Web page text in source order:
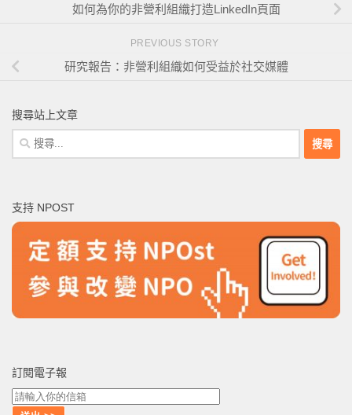
如何為你的非營利組織打造LinkedIn頁面
PREVIOUS STORY
研究報告：非營利組織如何受益於社交媒體
搜尋站上文章
搜
尋
字:
支持 NPOST
訂閱電子報